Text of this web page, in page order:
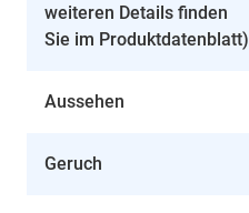
weiteren Details finden
Sie im Produktdatenblatt)
Aussehen
Geruch